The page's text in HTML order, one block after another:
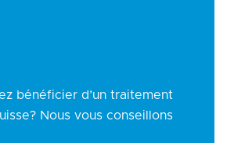
bénéficier d’un traitement
Nous vous conseillons